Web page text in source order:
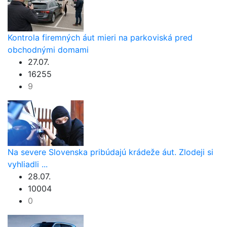
Kontrola firemných áut mieri na parkoviská pred
obchodnými domami
27.07.
16255
9
Na severe Slovenska pribúdajú krádeže áut. Zlodeji si
vyhliadli ...
28.07.
10004
0